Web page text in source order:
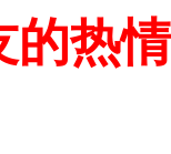
的热